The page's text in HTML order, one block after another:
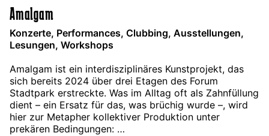
Amalgam
Konzerte, Performances, Clubbing, Ausstellungen,
Lesungen, Workshops
Amalgam ist ein interdisziplinäres Kunstprojekt, das
sich bereits 2024 über drei Etagen des Forum
Stadtpark erstreckte. Was im Alltag oft als Zahnfüllung
dient – ein Ersatz für das, was brüchig wurde –, wird
hier zur Metapher kollektiver Produktion unter
prekären Bedingungen: …